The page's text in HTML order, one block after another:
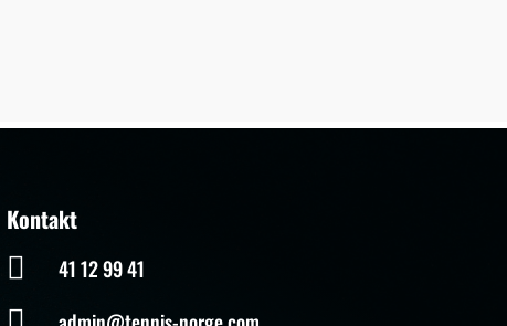
Kontakt
 41 12 99 41